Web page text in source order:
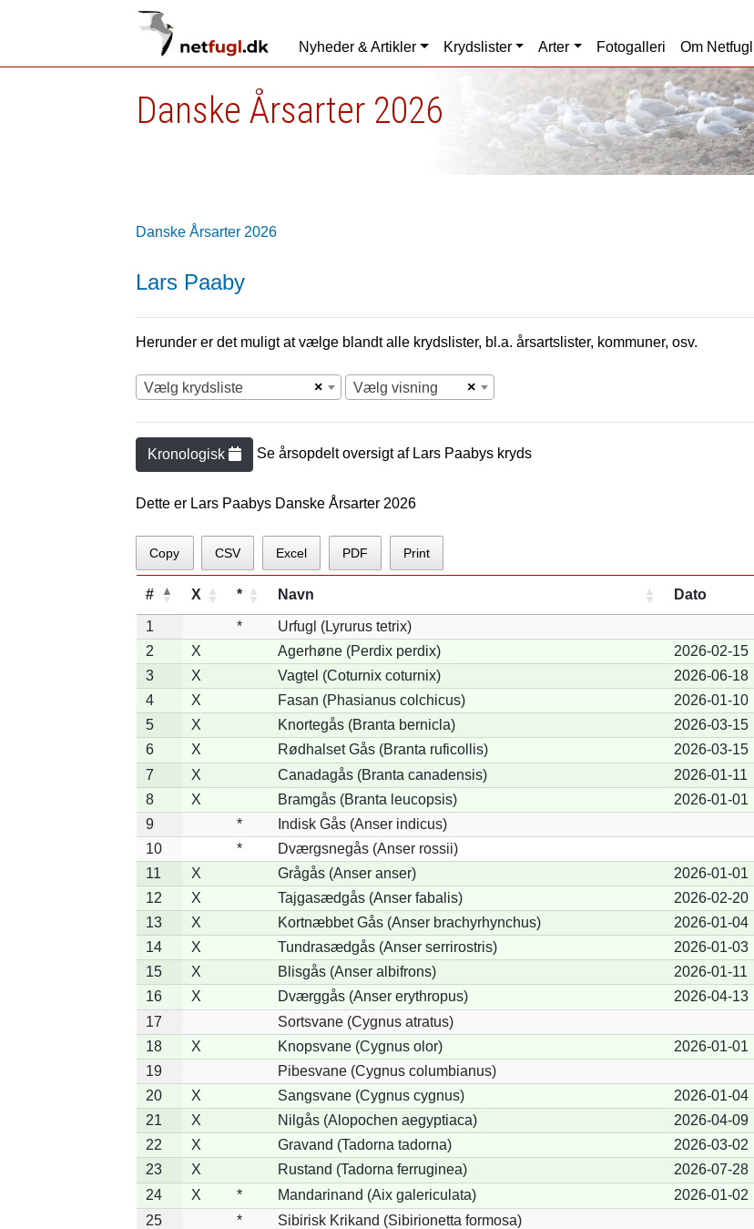
Nyheder & Artikler Krydslister Arter Fotogalleri Om Netfugl
Danske Årsarter 2026
Danske Årsarter 2026
Lars Paaby
Herunder er det muligt at vælge blandt alle krydslister, bl.a. årsartslister, kommuner, osv.
×
Vælg krydsliste ×
Vælg visning
Kronologisk Se årsopdelt oversigt af Lars Paabys kryds
Dette er Lars Paabys Danske Årsarter 2026
Copy CSV Excel PDF Print
# X * Navn Dato
1 *
Urfugl (Lyrurus tetrix)
2
X Agerhøne (Perdix perdix) 2026-02-15
3
X Vagtel (Coturnix coturnix) 2026-06-18
4
X Fasan (Phasianus colchicus) 2026-01-10
5
X Knortegås (Branta bernicla) 2026-03-15
6
X Rødhalset Gås (Branta ruficollis) 2026-03-15
7
X Canadagås (Branta canadensis) 2026-01-11
8
X Bramgås (Branta leucopsis) 2026-01-01
9
*
Indisk Gås (Anser indicus)
10
*
Dværgsnegås (Anser rossii)
11
X Grågås (Anser anser) 2026-01-01
12
X Tajgasædgås (Anser fabalis) 2026-02-20
13
X Kortnæbbet Gås (Anser brachyrhynchus) 2026-01-04
14
X Tundrasædgås (Anser serrirostris) 2026-01-03
15
X Blisgås (Anser albifrons) 2026-01-11
16
X Dværggås (Anser erythropus) 2026-04-13
17
Sortsvane (Cygnus atratus)
18
X Knopsvane (Cygnus olor) 2026-01-01
19
Pibesvane (Cygnus columbianus)
20
X Sangsvane (Cygnus cygnus) 2026-01-04
21
X Nilgås (Alopochen aegyptiaca) 2026-04-09
22
X Gravand (Tadorna tadorna) 2026-03-02
23
X Rustand (Tadorna ferruginea) 2026-07-28
24
X * Mandarinand (Aix galericulata) 2026-01-02
25
*
Sibirisk Krikand (Sibirionetta formosa)